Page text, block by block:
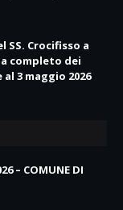
Crocifisso a
completo dei
3 maggio 2026
– COMUNE DI